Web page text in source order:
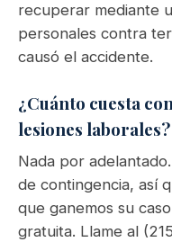
recuperar mediante
personales contra
causó el accidente.
¿Cuánto cuesta
lesiones laborales?
Nada por
de contingencia, así
que ganemos su
gratuita. Llame al